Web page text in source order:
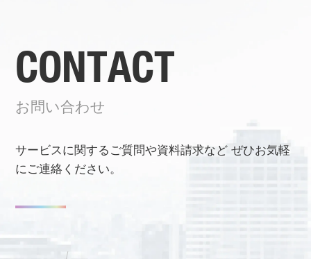
CONTACT
お問い合わせ
サービスに関するご質問や資料請求などぜひお気軽
にご連絡ください。